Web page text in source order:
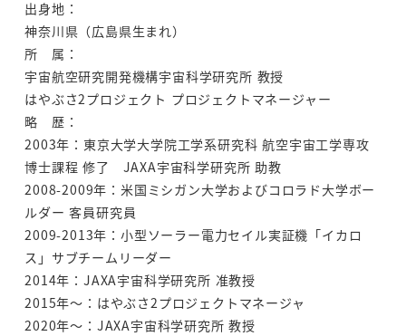
出身地：
神奈川県（広島県生まれ）
所 属：
宇宙航空研究開発機構宇宙科学研究所 教授
はやぶさ2プロジェクト プロジェクトマネージャー
略 歴：
2003年：東京大学大学院工学系研究科 航空宇宙工学専攻
博士課程 修了 JAXA宇宙科学研究所 助教
2008-2009年：米国ミシガン大学およびコロラド大学ボー
ルダー 客員研究員
2009-2013年：小型ソーラー電力セイル実証機「イカロ
ス」サブチームリーダー
2014年：JAXA宇宙科学研究所 准教授
2015年～：はやぶさ2プロジェクトマネージャ
2020年～：JAXA宇宙科学研究所 教授